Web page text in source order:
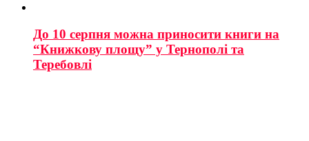
До 10 серпня можна приносити книги на
“Книжкову площу” у Тернополі та
Теребовлі